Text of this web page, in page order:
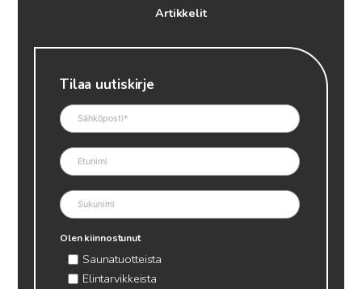
Artikkelit
Tilaa uutiskirje
Olen kiinnostunut
Saunatuotteista
Elintarvikkeista